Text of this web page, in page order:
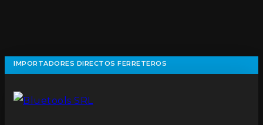
IMPORTADORES DIRECTOS FERRETEROS